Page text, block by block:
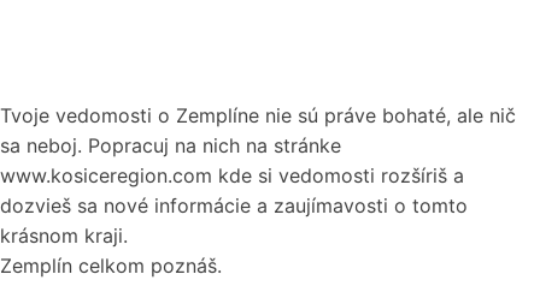
Tvoje vedomosti o Zemplíne nie sú práve bohaté, ale nič
sa neboj. Popracuj na nich na stránke
www.kosiceregion.com kde si vedomosti rozšíriš a
dozvieš sa nové informácie a zaujímavosti o tomto
krásnom kraji.
Zemplín celkom poznáš.